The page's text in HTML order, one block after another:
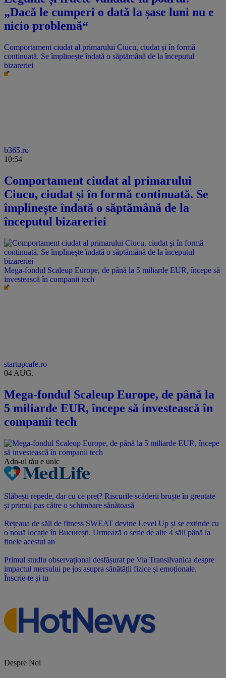
„Dacă le cumperi o dată la șase luni nu e
nicio problemă“
Comportament ciudat al primarului Ciucu, ciudat și în formă
continuată. Se împlinește îndată o săptămână de la începutul
bizareriei
b365.ro
10:54
Comportament ciudat al primarului
Ciucu, ciudat și în formă continuată. Se
împlinește îndată o săptămână de la
începutul bizareriei
Mega-fondul Scaleup Europe, de până la 5 miliarde EUR, începe să
investească în companii tech
startupcafe.ro
04 AUG.
Mega-fondul Scaleup Europe, de până la
5 miliarde EUR, începe să investească în
companii tech
Adn-ul tău e unic
Slăbești repede, dar cu ce preț? Riscurile scăderii bruște în greutate
și primul pas către o schimbare sănătoasă
Rețeaua de săli de fitness SWEAT devine Level Up și se extinde cu
o nouă locație în București. Urmează o serie de alte 4 săli până la
finele acestui an
Primul studiu observațional desfășurat pe Via Transilvanica despre
impactul mersului pe jos asupra sănătății fizice și emoționale.
Înscrie-te și tu
Despre Noi